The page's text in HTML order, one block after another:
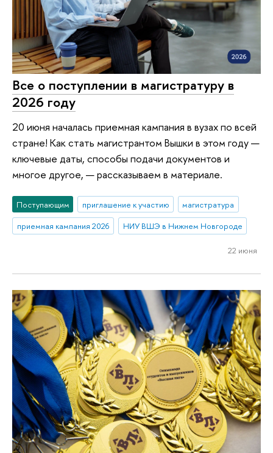
Все о поступлении в магистратуру в
2026 году
20 июня началась приемная кампания в вузах по всей
стране! Как стать магистрантом Вышки в этом году —
ключевые даты, способы подачи документов и
многое другое, — рассказываем в материале.
Поступающим приглашение к участию
магистратура
приемная кампания 2026
НИУ ВШЭ в Нижнем Новгороде
22 июня